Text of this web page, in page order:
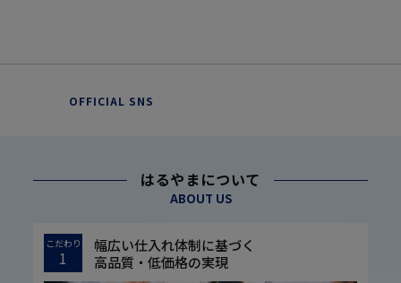
OFFICIAL SNS
はるやまについて
ABOUT US
こだわり
1
幅広い仕入れ体制に基づく
高品質・低価格の実現